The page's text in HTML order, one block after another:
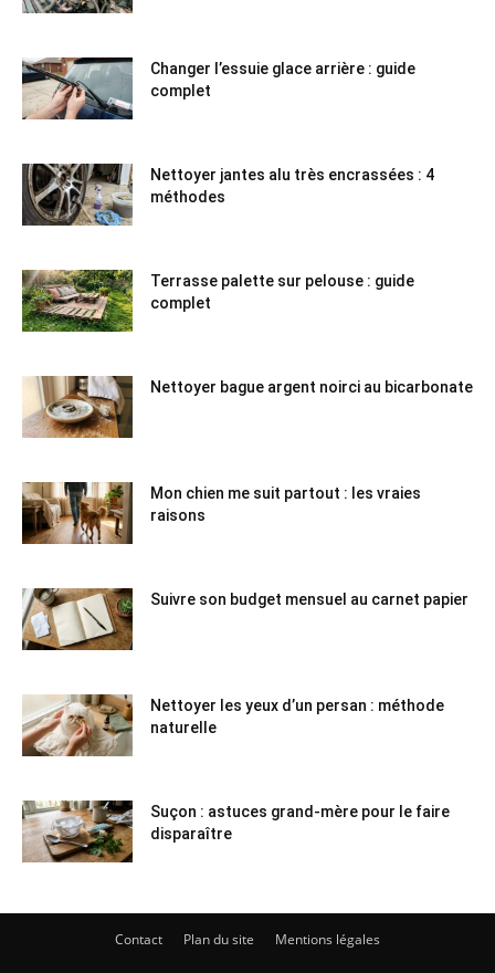
Changer l’essuie glace arrière : guide
complet
Nettoyer jantes alu très encrassées : 4
méthodes
Terrasse palette sur pelouse : guide
complet
Nettoyer bague argent noirci au bicarbonate
Mon chien me suit partout : les vraies
raisons
Suivre son budget mensuel au carnet papier
Nettoyer les yeux d’un persan : méthode
naturelle
Suçon : astuces grand-mère pour le faire
disparaître
Contact Plan du site Mentions légales